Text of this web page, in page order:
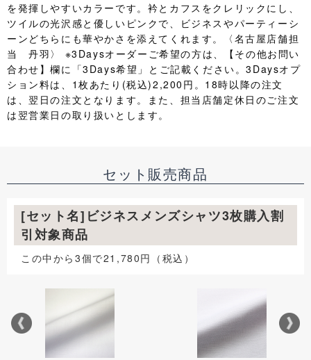
を発揮しやすいカラーです。衿とカフスをクレリックにし、
ツイルの光沢感と優しいピンクで、ビジネスやパーティーシ
ーンどちらにも華やかさを添えてくれます。〈名古屋店舗担
当 丹羽〉 ※3Daysオーダーご希望の方は、【その他お問い
合わせ】欄に「3Days希望」とご記載ください。3Daysオプ
ション料は、1枚あたり(税込)2,200円。18時以降の注文
は、翌日の注文となります。また、担当店舗定休日のご注文
は翌営業日の取り扱いとします。
セット販売商品
[セット名]ビジネスメンズシャツ3枚購入割
引対象商品
この中から3個で21,780円（税込）